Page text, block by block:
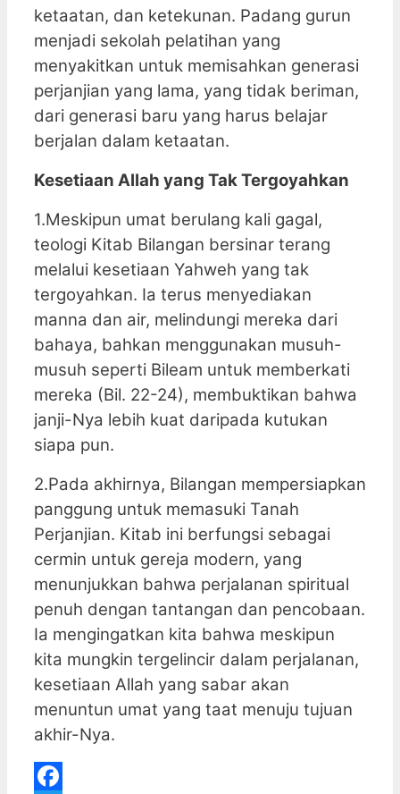
ketaatan, dan ketekunan. Padang gurun
menjadi sekolah pelatihan yang
menyakitkan untuk memisahkan generasi
perjanjian yang lama, yang tidak beriman,
dari generasi baru yang harus belajar
berjalan dalam ketaatan.
Kesetiaan Allah yang Tak Tergoyahkan
1.Meskipun umat berulang kali gagal,
teologi Kitab Bilangan bersinar terang
melalui kesetiaan Yahweh yang tak
tergoyahkan. Ia terus menyediakan
manna dan air, melindungi mereka dari
bahaya, bahkan menggunakan musuh-
musuh seperti Bileam untuk memberkati
mereka (Bil. 22-24), membuktikan bahwa
janji-Nya lebih kuat daripada kutukan
siapa pun.
2.Pada akhirnya, Bilangan mempersiapkan
panggung untuk memasuki Tanah
Perjanjian. Kitab ini berfungsi sebagai
cermin untuk gereja modern, yang
menunjukkan bahwa perjalanan spiritual
penuh dengan tantangan dan pencobaan.
Ia mengingatkan kita bahwa meskipun
kita mungkin tergelincir dalam perjalanan,
kesetiaan Allah yang sabar akan
menuntun umat yang taat menuju tujuan
akhir-Nya.